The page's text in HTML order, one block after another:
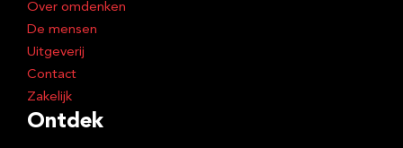
Over omdenken
De mensen
Uitgeverij
Contact
Zakelijk
Ontdek